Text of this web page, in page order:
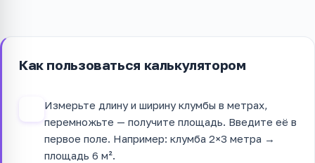
Как пользоваться калькулятором
Измерьте длину и ширину клумбы в метрах,
перемножьте — получите площадь. Введите её в
первое поле. Например: клумба 2×3 метра →
площадь 6 м².